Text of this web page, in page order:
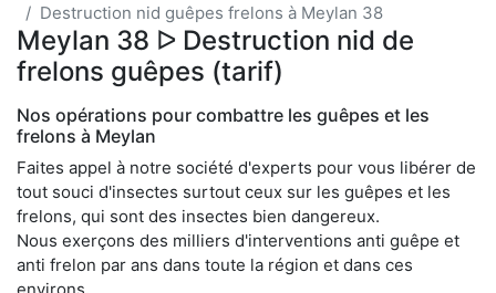
Destruction nid guêpes frelons à Meylan 38
Meylan 38 ᐅ Destruction nid de
frelons guêpes (tarif)
Nos opérations pour combattre les guêpes et les
frelons à Meylan
Faites appel à notre société d'experts pour vous libérer de
tout souci d'insectes surtout ceux sur les guêpes et les
frelons, qui sont des insectes bien dangereux.
Nous exerçons des milliers d'interventions anti guêpe et
anti frelon par ans dans toute la région et dans ces